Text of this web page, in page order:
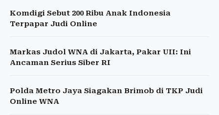
Komdigi Sebut 200 Ribu Anak Indonesia
Terpapar Judi Online
Markas Judol WNA di Jakarta, Pakar UII: Ini
Ancaman Serius Siber RI
Polda Metro Jaya Siagakan Brimob di TKP Judi
Online WNA